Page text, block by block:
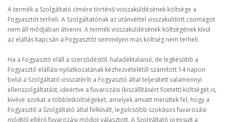
A termék a Szolgáltató címére történő visszaküldésének költsége a
Fogyasztót terheli. A Szolgáltatónak az utánvéttel visszaküldött csomagot
nem áll módjában átvenni. A termék visszaküldésének költségének kívül
az elállás kapcsán a Fogyasztót semmilyen más költség nem terheli.
Ha a Fogyasztó eláll a szerződéstől, haladéktalanul, de legkésőbb a
Fogyasztó elállási nyilatkozatának kézhezvételétől számított 14 napon
belül a Szolgáltató visszatéríti a Fogyasztó által teljesített valamennyi
ellenszolgáltatást, ideértve a fuvarozási (kiszállításért fizetett) költséget is,
kivéve azokat a többletköltségeket, amelyek amiatt merültek fel, hogy a
Fogyasztó a Szolgáltató által felkínált, legolcsóbb szokásos fuvarozási
módtól eltérő fuvarozási módot választott. A Szolgáltató jogosult a